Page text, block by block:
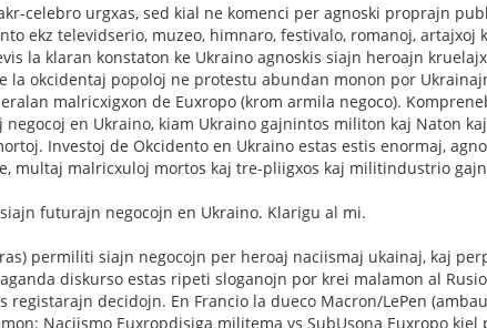
celebro urgxas, sed kial ne komenci per agnoski proprajn
ekz televidserio, muzeo, himnaro, festivalo, romanoj, artajxoj
la klaran konstaton ke Ukraino agnoskis siajn heroajn
la okcidentaj popoloj ne protestu abundan monon por
malricxigxon de Euxropo (krom armila negoco).
en Ukraino, kiam Ukraino gajnintos militon kaj Naton
Investoj de Okcidento en Ukraino estas estis enormaj,
multaj malricxuloj mortos kaj tre-pliigxos kaj militindustrio
futurajn negocojn en Ukraino. Klarigu al mi.
permiliti siajn negocojn per heroaj naciismaj ukainaj, kaj
diskurso estas ripeti sloganojn por krei malamon al
registarajn decidojn. En Francio la dueco Macron/LePen
Naciismo Euxropdisiga militema vs SubUsona Euxropo